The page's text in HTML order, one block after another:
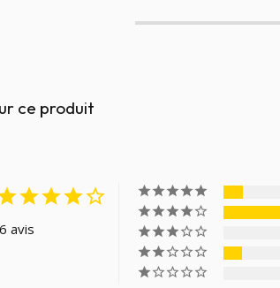
ce produit
avis